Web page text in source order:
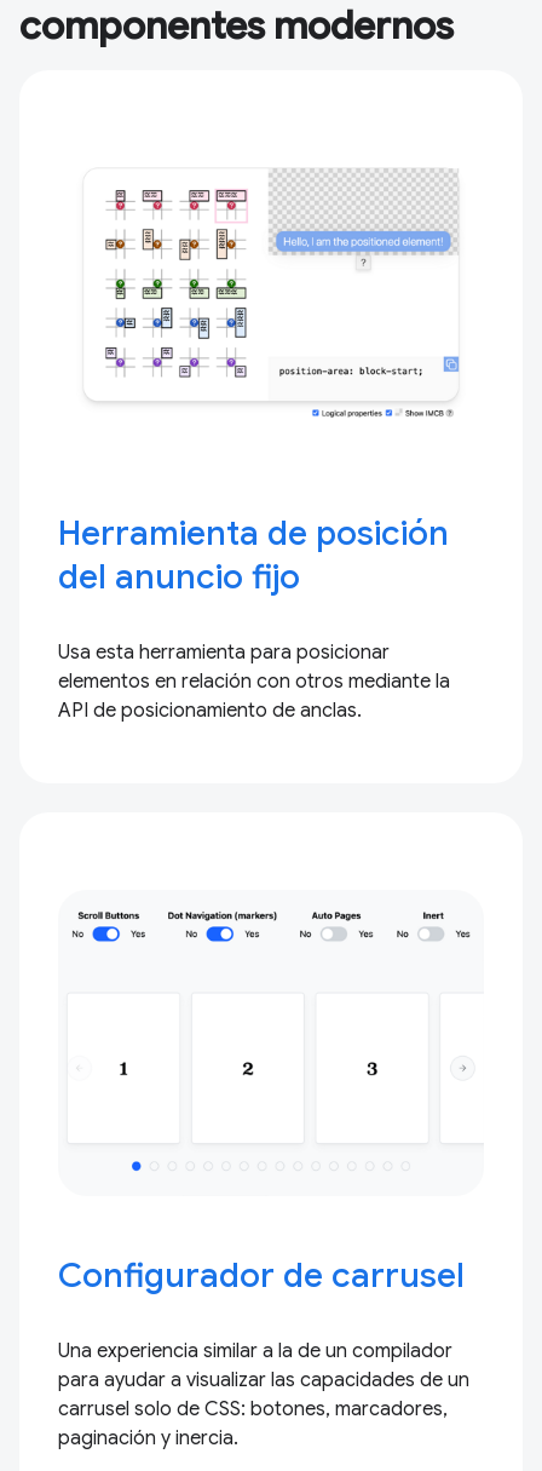
componentes modernos
Herramienta de posición
del anuncio fijo
Usa esta herramienta para posicionar
elementos en relación con otros mediante la
API de posicionamiento de anclas.
Configurador de carrusel
Una experiencia similar a la de un compilador
para ayudar a visualizar las capacidades de un
carrusel solo de CSS: botones, marcadores,
paginación y inercia.